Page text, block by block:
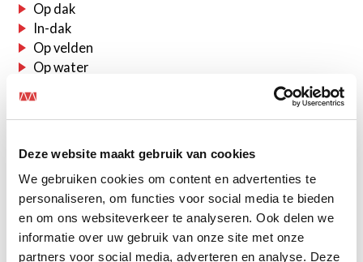
Deze website maakt gebruik van cookies
We gebruiken cookies om content en advertenties te
personaliseren, om functies voor social media te bieden
en om ons websiteverkeer te analyseren. Ook delen we
informatie over uw gebruik van onze site met onze
partners voor social media, adverteren en analyse. Deze
Op dak
In-dak
Op velden
Op water
Wil je je zonnestroominstallatie laten inspecteren? Vul
onderstaand formulier in. We helpen je graag verder.
Neem contact met mij op voor inspectie van mijn
zonnestroominstallatie.